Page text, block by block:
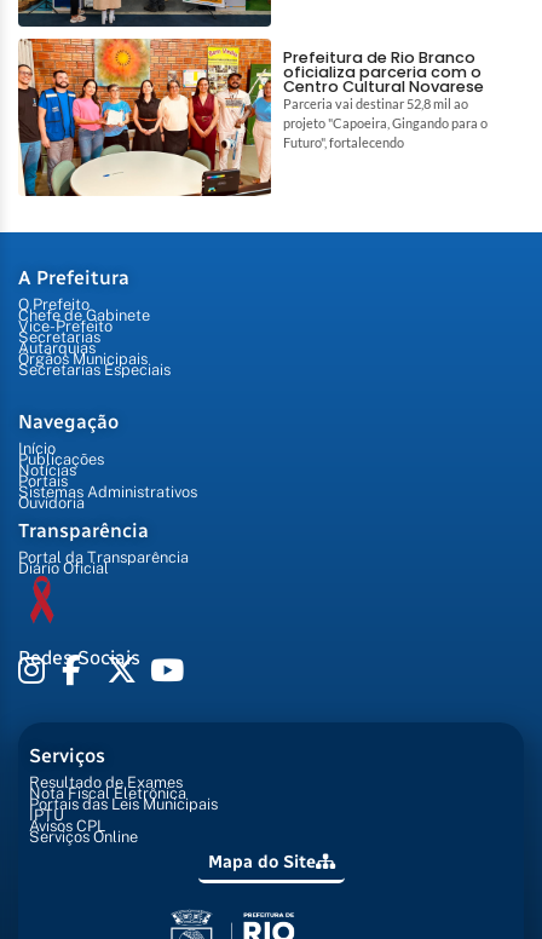
Prefeitura de Rio Branco
oficializa parceria com o
Centro Cultural Novarese
Parceria vai destinar 52,8 mil ao
projeto "Capoeira, Gingando para o
Futuro", fortalecendo
A Prefeitura
O Prefeito
Chefe de Gabinete
Vice-Prefeito
Secretarias
Autarquias
Órgãos Municipais
Secretarias Especiais
Navegação
Início
Publicações
Notícias
Portais
Sistemas Administrativos
Ouvidoria
Transparência
Portal da Transparência
Diário Oficial
Redes Sociais
Serviços
Resultado de Exames
Nota Fiscal Eletrônica
Portais das Leis Municipais
IPTU
Avisos CPL
Serviços Online
Mapa do Site